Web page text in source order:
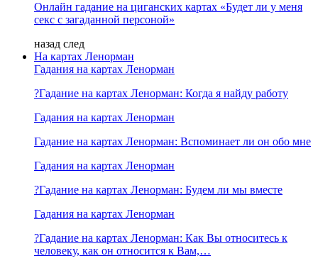
Онлайн гадание на циганских картах «Будет ли у меня
секс с загаданной персоной»
назад след
На картах Ленорман
Гадания на картах Ленорман
?Гадание на картах Ленорман: Когда я найду работу
Гадания на картах Ленорман
Гадание на картах Ленорман: Вспоминает ли он обо мне
Гадания на картах Ленорман
?Гадание на картах Ленорман: Будем ли мы вместе
Гадания на картах Ленорман
?Гадание на картах Ленорман: Как Вы относитесь к
человеку, как он относится к Вам,…